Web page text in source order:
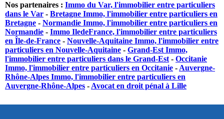
Nos partenaires : Immo du Var, l'immobilier entre particuliers
dans le Var - Bretagne Immo, l'immobilier entre particuliers en
Bretagne - Normandie Immo, l'immobilier entre particuliers en
Normandie - Immo IledeFrance, l'immobilier entre particuliers
en Île-de-France - Nouvelle-Aquitaine Immo, l'immobilier entre
particuliers en Nouvelle-Aquitaine - Grand-Est Immo,
l'immobilier entre particuliers dans le Grand-Est - Occitanie
Immo, l'immobilier entre particuliers en Occitanie - Auvergne-
Rhône-Alpes Immo, l'immobilier entre particuliers en
Auvergne-Rhône-Alpes - Avocat en droit pénal à Lille